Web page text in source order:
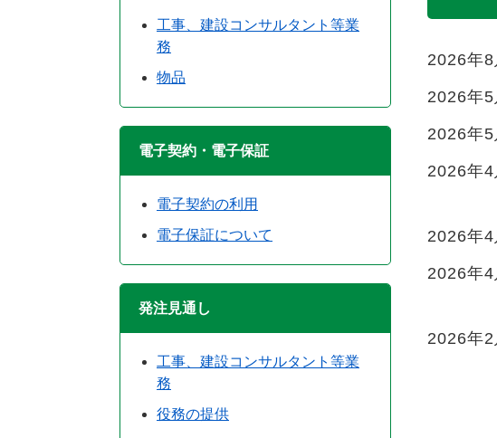
2026年
2026年
2026年
2026年
2026年
2026年
2026年
工事、建設コンサルタント等業
務
物品
電子契約・電子保証
電子契約の利用
電子保証について
発注見通し
工事、建設コンサルタント等業
務
役務の提供